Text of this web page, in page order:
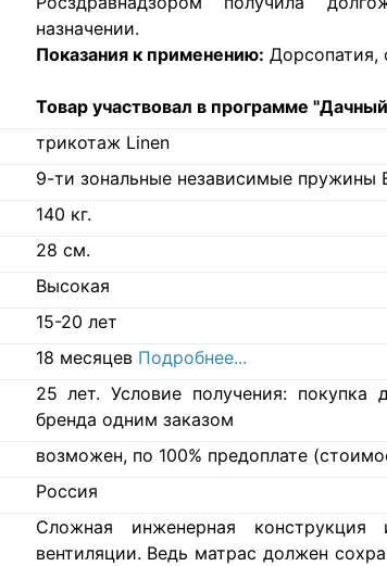
назначении.
Показания к применению: Дорсопатия,
Товар участвовал в программе
трикотаж Linen
9-ти зональные независимые пружины
140 кг.
28 см.
Высокая
15-20 лет
18 месяцев Подробнее...
25 лет. Условие получения:
бренда одним заказом
возможен, по 100% предоплате
Россия
Cложная инженерная
вентиляции. Ведь матрас должен